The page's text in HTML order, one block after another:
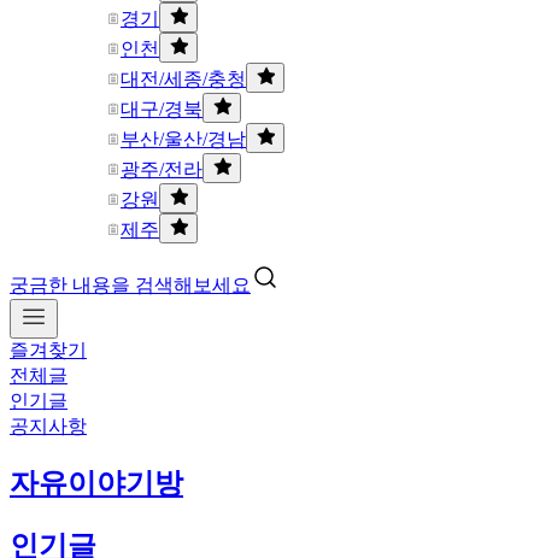
경기
인천
대전/세종/충청
대구/경북
부산/울산/경남
광주/전라
강원
제주
궁금한 내용을 검색해보세요
즐겨찾기
전체글
인기글
공지사항
자유이야기방
인기글